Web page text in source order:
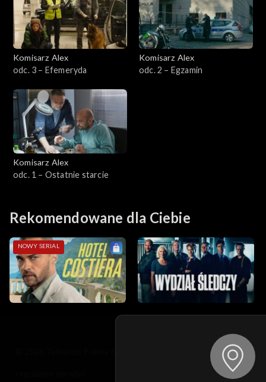
Sezon 6
Sezon 5
Sezon 3
Sezon 2
Sezon 1
Komisarz Alex
odc. 3 – Efemeryda
Komisarz Alex
odc. 2 – Egzamin
Komisarz Alex
odc. 1 – Ostatnie starcie
Rekomendowane dla Ciebie
NOWY SERIAL